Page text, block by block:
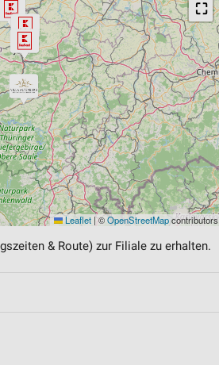
⛶
Leaflet |©OpenStreetMapcontributors
& Route) zur Filiale zu erhalten.